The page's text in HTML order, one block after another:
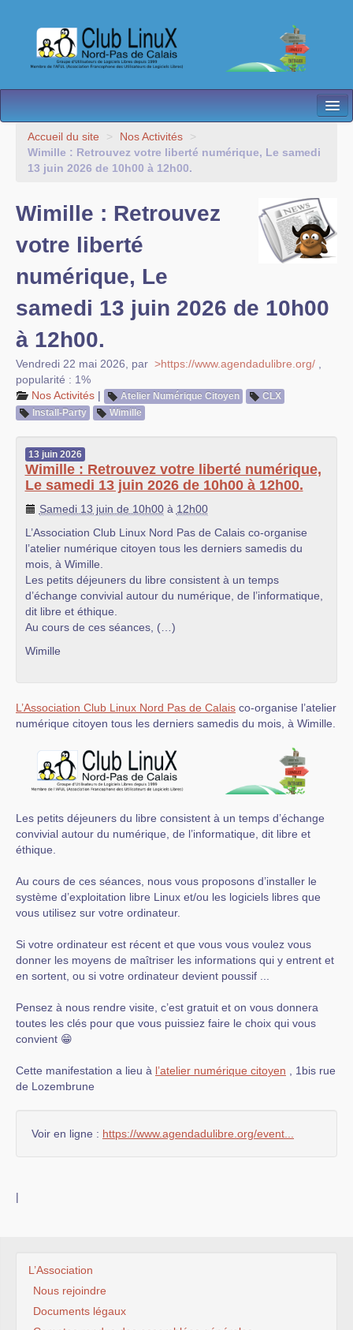
L’Association
Nos Activités
Espace membres
Accueil du site > Nos Activités
>
Wimille : Retrouvez votre liberté numérique, Le samedi
13 juin 2026 de 10h00 à 12h00.
Wimille : Retrouvez
votre liberté
numérique, Le
samedi 13 juin 2026 de 10h00
à 12h00.
Vendredi 22 mai 2026 par >https://www.agendadulibre.org/
popularité : 1%
Nos Activités | Atelier Numérique Citoyen
CLX
Install-Party
Wimille
13 juin 2026
Wimille : Retrouvez votre liberté numérique,
Le samedi 13 juin 2026 de 10h00 à 12h00.
Samedi 13 juin de 10h00à 12h00
L’Association Club Linux Nord Pas de Calais co-organise
l’atelier numérique citoyen tous les derniers samedis du
mois, à Wimille.
Les petits déjeuners du libre consistent à un temps
d’échange convivial autour du numérique, de l’informatique,
dit libre et éthique.
Au cours de ces séances, (…)
Wimille
L’Association Club Linux Nord Pas de Calais co-organise l’atelier
numérique citoyen tous les derniers samedis du mois, à Wimille.
Les petits déjeuners du libre consistent à un temps d’échange
convivial autour du numérique, de l’informatique, dit libre et
éthique.
Au cours de ces séances, nous vous proposons d’installer le
système d’exploitation libre Linux et/ou les logiciels libres que
vous utilisez sur votre ordinateur.
Si votre ordinateur est récent et que vous vous voulez vous
donner les moyens de maîtriser les informations qui y entrent et
en sortent, ou si votre ordinateur devient poussif ...
Pensez à nous rendre visite, c’est gratuit et on vous donnera
toutes les clés pour que vous puissiez faire le choix qui vous
convient 😁
Cette manifestation a lieu à l’atelier numérique citoyen , 1bis rue
de Lozembrune
Voir en ligne : https://www.agendadulibre.org/event...
|
L’Association
Nous rejoindre
Documents légaux